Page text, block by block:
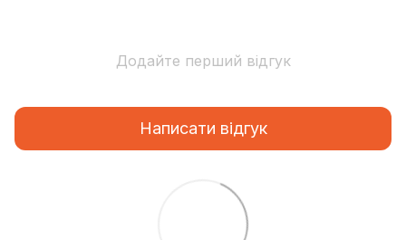
Додайте перший відгук
Написати відгук